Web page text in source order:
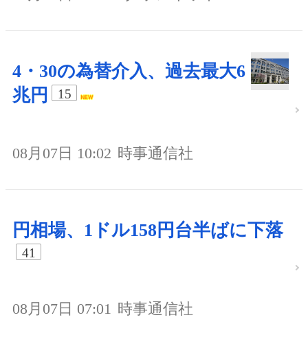
4・30の為替介入、過去最大6
兆円
15
08月07日 10:02 時事通信社
円相場、1ドル158円台半ばに下落
41
08月07日 07:01 時事通信社